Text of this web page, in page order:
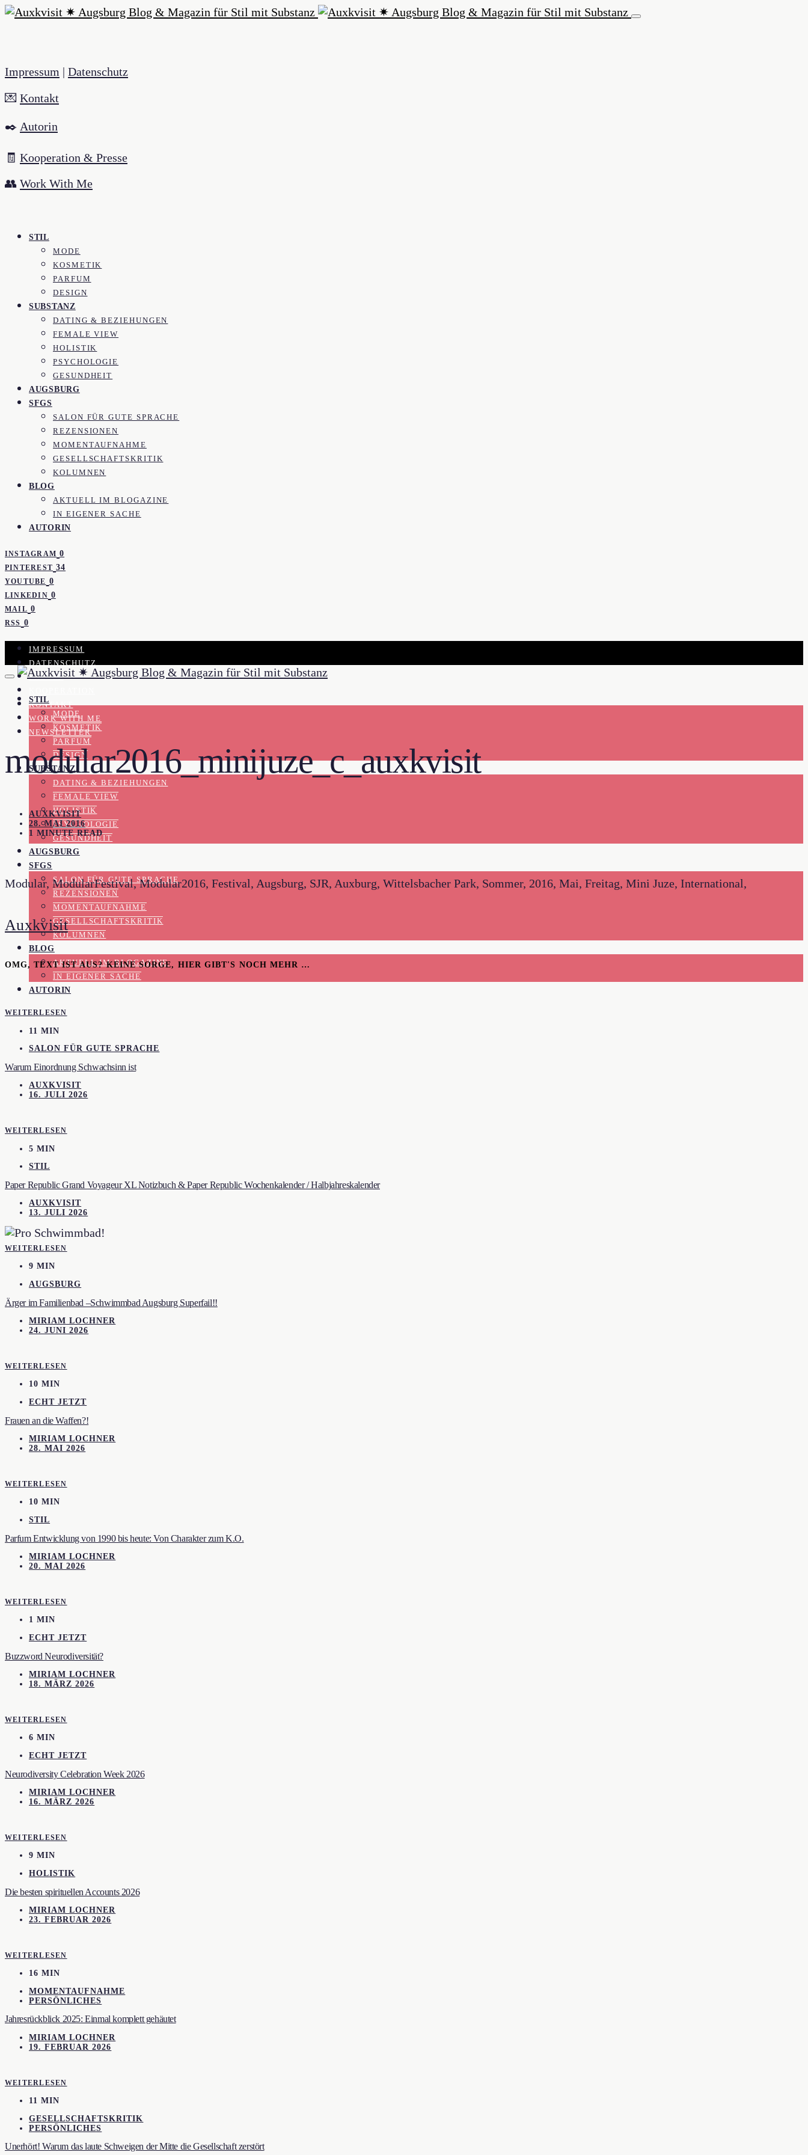
Impressum | Datenschutz
💌 Kontakt
✒️ Autorin
🧾 Kooperation & Presse
👥 Work With Me
STIL
MODE
KOSMETIK
PARFUM
DESIGN
SUBSTANZ
DATING & BEZIEHUNGEN
FEMALE VIEW
HOLISTIK
PSYCHOLOGIE
GESUNDHEIT
AUGSBURG
SFGS
SALON FÜR GUTE SPRACHE
REZENSIONEN
MOMENTAUFNAHME
GESELLSCHAFTSKRITIK
KOLUMNEN
BLOG
AKTUELL IM BLOGAZINE
IN EIGENER SACHE
AUTORIN
INSTAGRAM 0
PINTEREST 34
YOUTUBE 0
LINKEDIN 0
MAIL 0
RSS 0
IMPRESSUM
DATENSCHUTZ
PRESSE
KONTAKT
WORK WITH ME
NEWSLETTER
STIL
MODE
KOSMETIK
PARFUM
DESIGN
SUBSTANZ
DATING & BEZIEHUNGEN
FEMALE VIEW
HOLISTIK
PSYCHOLOGIE
GESUNDHEIT
AUGSBURG
SFGS
SALON FÜR GUTE SPRACHE
REZENSIONEN
MOMENTAUFNAHME
GESELLSCHAFTSKRITIK
KOLUMNEN
BLOG
AKTUELL IM BLOGAZINE
IN EIGENER SACHE
AUTORIN
modular2016_minijuze_c_auxkvisit
AUXKVISIT
28. MAI 2016
1 MINUTE READ
Modular, ModularFestival, Modular2016, Festival, Augsburg, SJR, Auxburg, Wittelsbacher Park, Sommer, 2016, Mai, Freitag, Mini Juze, International,
Auxkvisit
OMG, TEXT IST AUS? KEINE SORGE, HIER GIBT'S NOCH MEHR …
WEITERLESEN
11 MIN
SALON FÜR GUTE SPRACHE
Warum Einordnung Schwachsinn ist
AUXKVISIT
16. JULI 2026
WEITERLESEN
5 MIN
STIL
Paper Republic Grand Voyageur XL Notizbuch & Paper Republic Wochenkalender / Halbjahreskalender
AUXKVISIT
13. JULI 2026
WEITERLESEN
9 MIN
AUGSBURG
Ärger im Familienbad –Schwimmbad Augsburg Superfail!!
MIRIAM LOCHNER
24. JUNI 2026
WEITERLESEN
10 MIN
ECHT JETZT
Frauen an die Waffen?!
MIRIAM LOCHNER
28. MAI 2026
WEITERLESEN
10 MIN
STIL
Parfum Entwicklung von 1990 bis heute: Von Charakter zum K.O.
MIRIAM LOCHNER
20. MAI 2026
WEITERLESEN
1 MIN
ECHT JETZT
Buzzword Neurodiversität?
MIRIAM LOCHNER
18. MÄRZ 2026
WEITERLESEN
6 MIN
ECHT JETZT
Neurodiversity Celebration Week 2026
MIRIAM LOCHNER
16. MÄRZ 2026
WEITERLESEN
9 MIN
HOLISTIK
Die besten spirituellen Accounts 2026
MIRIAM LOCHNER
23. FEBRUAR 2026
WEITERLESEN
16 MIN
MOMENTAUFNAHME
PERSÖNLICHES
Jahresrückblick 2025: Einmal komplett gehäutet
MIRIAM LOCHNER
19. FEBRUAR 2026
WEITERLESEN
11 MIN
GESELLSCHAFTSKRITIK
PERSÖNLICHES
Unerhört! Warum das laute Schweigen der Mitte die Gesellschaft zerstört